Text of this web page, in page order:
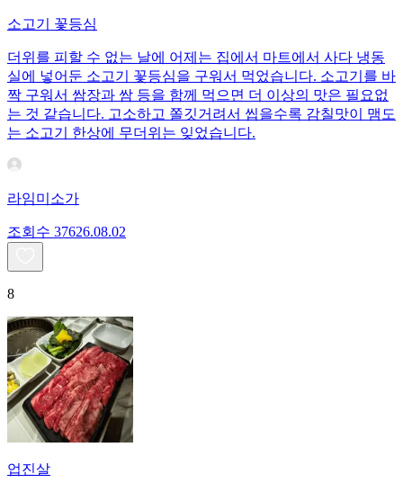
소고기 꽃등심
더위를 피할 수 없는 날에 어제는 집에서 마트에서 사다 냉동
실에 넣어둔 소고기 꽃등심을 구워서 먹었습니다. 소고기를 바
짝 구워서 쌈장과 쌈 등을 함께 먹으면 더 이상의 맛은 필요없
는 것 같습니다. 고소하고 쫄깃거려서 씹을수록 감칠맛이 맴도
는 소고기 한상에 무더위는 잊었습니다.
라임미소가
조회수 37626.08.02
8
업진살